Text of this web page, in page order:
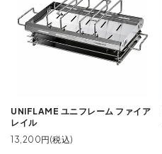
UNIFLAME ユニフレーム ファイア
レイル
13,200円(税込)